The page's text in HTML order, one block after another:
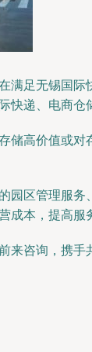
足无锡国
快递、电商仓
高价值或
区管理服
成本，提高服
咨询，携